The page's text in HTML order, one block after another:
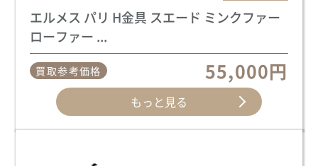
エルメス パリ H金具 スエード ミンクファー
ローファー ...
買取参考価格 55,000円
もっと見る